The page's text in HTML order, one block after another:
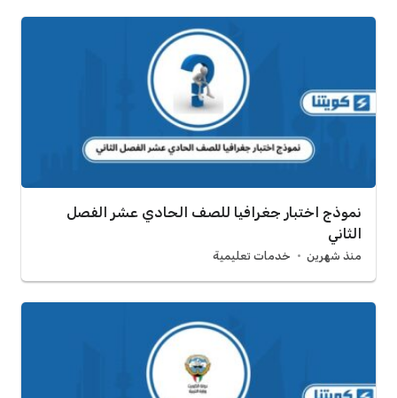
نموذج اختبار جغرافيا للصف الحادي عشر الفصل
الثاني
منذ شهرين خدمات تعليمية